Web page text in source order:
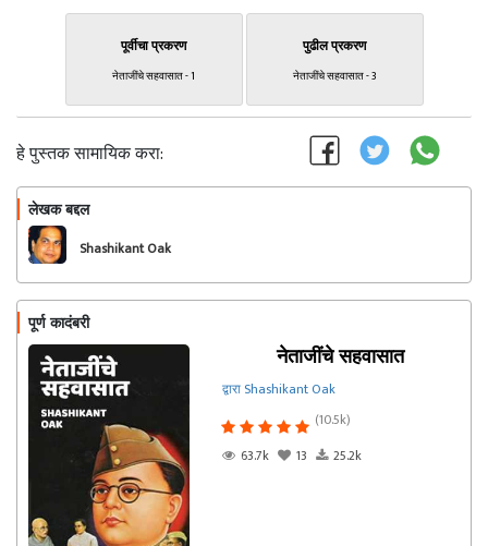
पूर्वीचा प्रकरण
नेताजींचे सहवासात - 1
पुढील प्रकरण
नेताजींचे सहवासात - 3
हे पुस्तक सामायिक करा:
लेखक बद्दल
Shashikant Oak
पूर्ण कादंबरी
नेताजींचे सहवासात
द्वारा Shashikant Oak
(10.5k)
63.7k
13 25.2k